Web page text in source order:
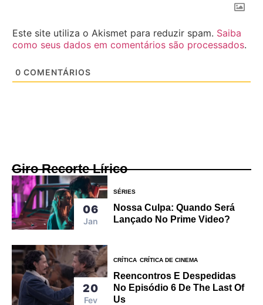
Este site utiliza o Akismet para reduzir spam. Saiba
como seus dados em comentários são processados.
0 COMENTÁRIOS
Giro Recorte Lírico
06
Jan
SÉRIES
Nossa Culpa: Quando Será
Lançado No Prime Video?
20
Fev
CRÍTICA CRÍTICA DE CINEMA
Reencontros E Despedidas
No Episódio 6 De The Last Of
Us